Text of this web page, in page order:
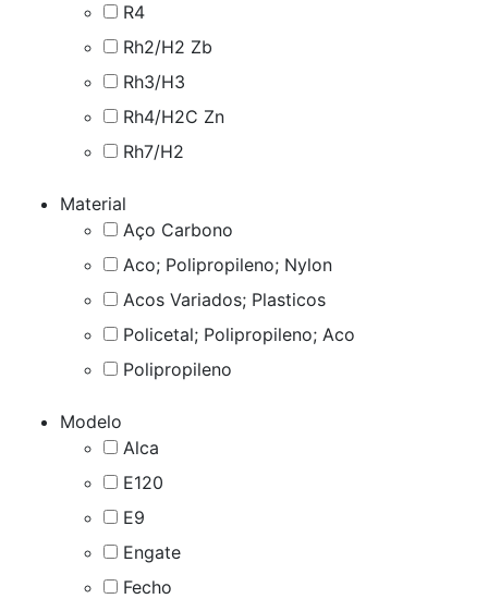
R4
Rh2/H2 Zb
Rh3/H3
Rh4/H2C Zn
Rh7/H2
Material
Aço Carbono
Aco; Polipropileno; Nylon
Acos Variados; Plasticos
Policetal; Polipropileno; Aco
Polipropileno
Modelo
Alca
E120
E9
Engate
Fecho